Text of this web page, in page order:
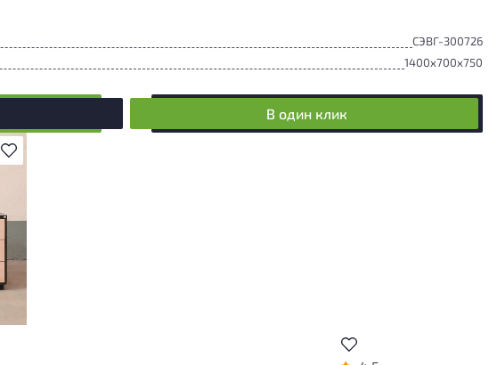
СЭВГ-300726
1400x700x750
В один клик
В избранное